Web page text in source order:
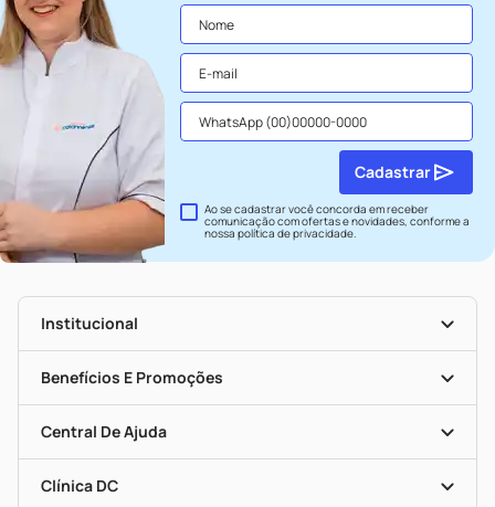
Ao se cadastrar você concorda em receber
comunicação com ofertas e novidades, conforme a
nossapolítica de privacidade.
Cadastrar
Institucional
História
Nossas Lojas
Seja Uma Loja Parceira
Mapa De Categorias
Benefícios E Promoções
Clube DC
Convênios
Programa Popular Do Brasil
Encarte De Ofertas
Dermaclub
Central De Ajuda
Entrega
Recompra Programada
Clínica DC